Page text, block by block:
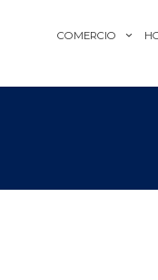
COMERCIO